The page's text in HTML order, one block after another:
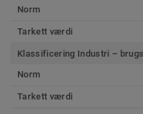
Norm
Tarkett værdi
Klassificering Industri –
Norm
Tarkett værdi